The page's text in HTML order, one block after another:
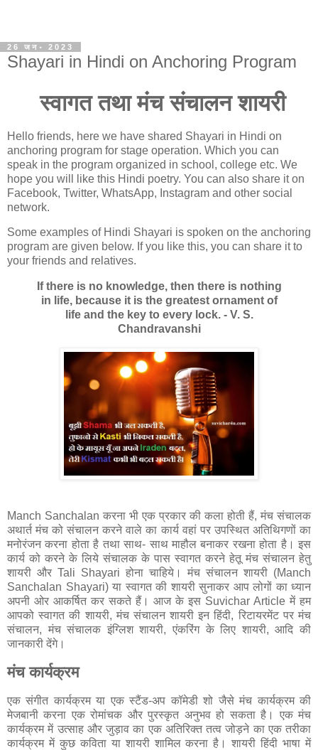
26 जन॰ 2023
Shayari in Hindi on Anchoring Program
स्वागत तथा मंच संचालन शायरी
Hello friends, here we have shared Shayari in Hindi on
anchoring program for stage operation. Which you can
speak in the program organized in school, college etc. We
hope you will like this Hindi poetry. You can also share it on
Facebook, Twitter, WhatsApp, Instagram and other social
network.
Some examples of Hindi Shayari is spoken on the anchoring
program are given below. If you like this, you can share it to
your friends and relatives.
If there is no knowledge, then there is nothing
in life, because it is the greatest ornament of
life and the key to every lock. - V. S.
Chandravanshi
Manch Sanchalan करना भी एक प्रकार की कला होती हैं, मंच संचालक
अथार्त मंच को संचालन करने वाले का कार्य वहां पर उपस्थित अतिथिगणों का
मनोरंजन करना होता है तथा साथ- साथ माहौल बनाकर रखना होता है। इस
कार्य को करने के लिये संचालक के पास स्वागत करने हेतू मंच संचालन हेतु
शायरी और Tali Shayari होना चाहिये। मंच संचालन शायरी (Manch
Sanchalan Shayari) या स्वागत की शायरी सुनाकर आप लोगों का ध्यान
अपनी ओर आकर्षित कर सकते हैं। आज के इस Suvichar Article में हम
आपको स्वागत की शायरी, मंच संचालन शायरी इन हिंदी, रिटायरमेंट पर मंच
संचालन, मंच संचालक इंग्लिश शायरी, एंकरिंग के लिए शायरी, आदि की
जानकारी देंगे।
मंच कार्यक्रम
एक संगीत कार्यक्रम या एक स्टैंड-अप कॉमेडी शो जैसे मंच कार्यक्रम की
मेजबानी करना एक रोमांचक और पुरस्कृत अनुभव हो सकता है। एक मंच
कार्यक्रम में उत्साह और जुड़ाव का एक अतिरिक्त तत्व जोड़ने का एक तरीका
कार्यक्रम में कुछ कविता या शायरी शामिल करना है। शायरी हिंदी भाषा में